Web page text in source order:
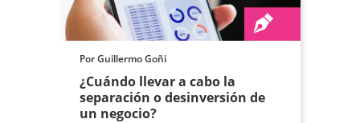
Por Guillermo Goñi
¿Cuándo llevar a cabo la
separación o desinversión de
un negocio?